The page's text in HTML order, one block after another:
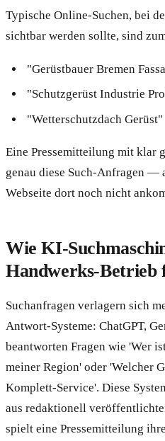
Typische Online-Suchen, bei
sichtbar werden sollte, sind
"Gerüstbauer Bremen
"Schutzgerüst Industrie
"Wetterschutzdach Gerüst"
Eine Pressemitteilung mit klar
genau diese Such-Anfragen —
Webseite dort noch nicht
Wie KI-
Handwerks-Betrieb
Suchanfragen verlagern sich
Antwort-Systeme: ChatGPT,
beantworten Fragen wie 'Wer
meiner Region' oder 'Welcher
Komplett-Service'. Diese
aus redaktionell
spielt eine Pressemitteilung